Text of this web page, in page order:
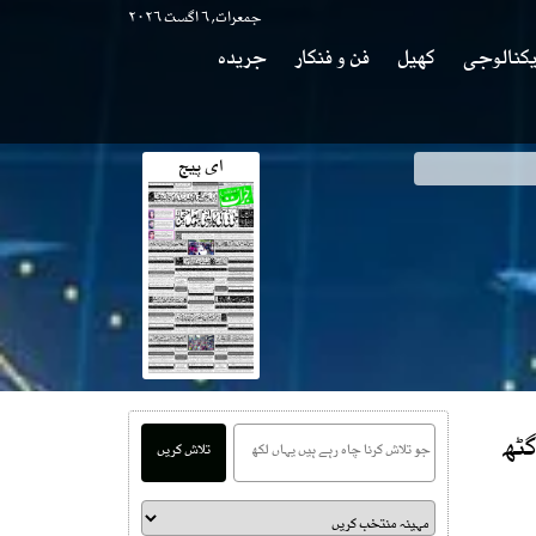
جمعرات, ۶ اگست ۲۰۲۶
کھیل فن و فنکار
جریدہ
ای پیج
تلاش کریں